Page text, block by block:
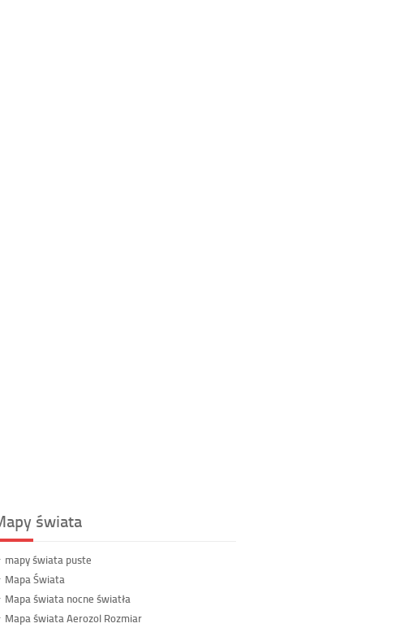
świata
mapy świata puste
Mapa Świata
Mapa świata nocne światła
Mapa świata Aerozol Rozmiar